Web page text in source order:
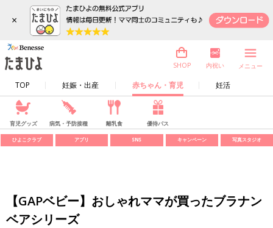
×
TOP 妊娠・出産 赤ちゃん・育児 妊活
SHOP 内祝い メニュー
育児グッズ 病気・予防接種 離乳食 優待パス
ひよこクラブ アプリ SNS キャンペーン 写真スタジオ
【GAPベビー】おしゃれママが買ったブラナン
ベアシリーズ